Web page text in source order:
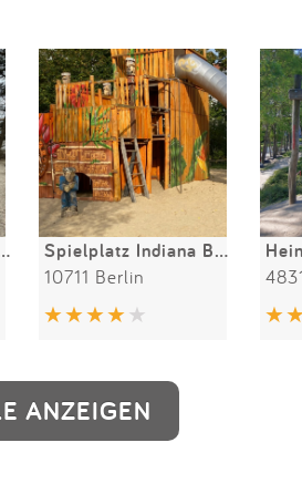
Park Spielplatz Indiana Bones
10711 Berlin
ANZEIGEN